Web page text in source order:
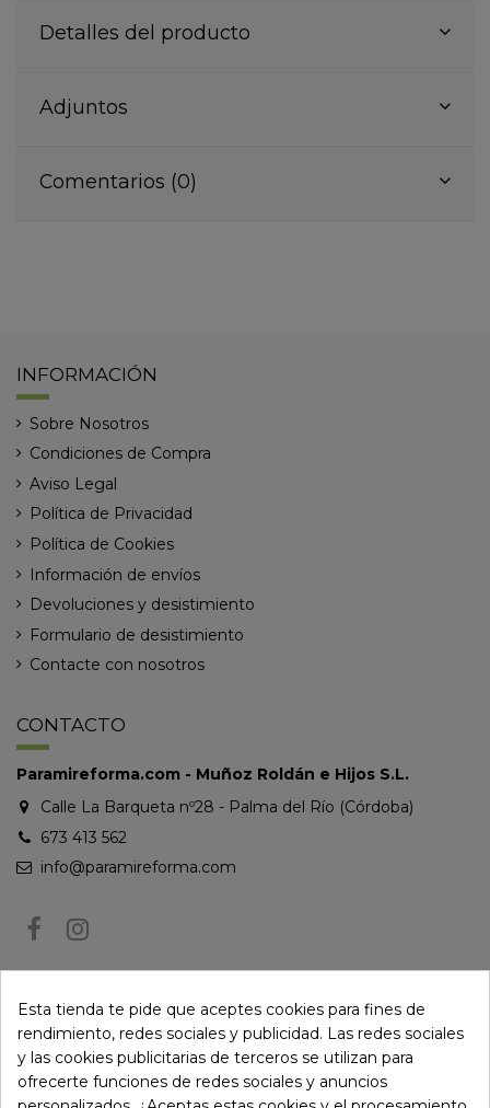
Detalles del producto
Adjuntos
Comentarios (0)
INFORMACIÓN
Sobre Nosotros
Condiciones de Compra
Aviso Legal
Política de Privacidad
Política de Cookies
Información de envíos
Devoluciones y desistimiento
Formulario de desistimiento
Contacte con nosotros
CONTACTO
Paramireforma.com - Muñoz Roldán e Hijos S.L.
Calle La Barqueta nº28 - Palma del Río (Córdoba)
673 413 562
info@paramireforma.com
Puede darse de baja en cualquier momento. Para ello, consulte nuestra
información de contacto en el aviso legal.
Esta tienda te pide que aceptes cookies para fines de
rendimiento, redes sociales y publicidad. Las redes sociales
y las cookies publicitarias de terceros se utilizan para
ofrecerte funciones de redes sociales y anuncios